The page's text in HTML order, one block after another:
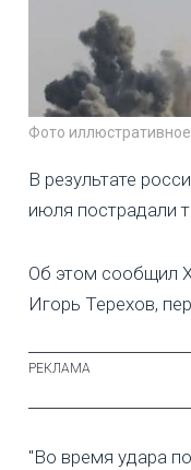
Фото иллюстративное
В результате
июля пострадали
Об этом сообщил
Игорь Терехов,
"Во время удара